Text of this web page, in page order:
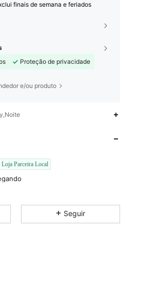
finais de semana e feriados
Proteção de privacidade
e/ou produto
Loja Parceira Local
Itens
474
Seguir